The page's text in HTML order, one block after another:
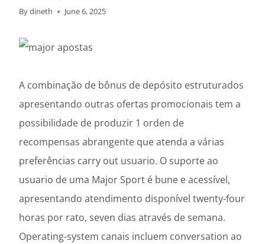
Bydineth June 6, 2025
A combinação de bônus de depósito estruturados
apresentando outras ofertas promocionais tem a
possibilidade de produzir 1 orden de
recompensas abrangente que atenda a várias
preferências carry out usuario. O suporte ao
usuario de uma Major Sport é bune e acessível,
apresentando atendimento disponível twenty-four
horas por rato, seven dias através de semana.
Operating-system canais incluem conversation ao